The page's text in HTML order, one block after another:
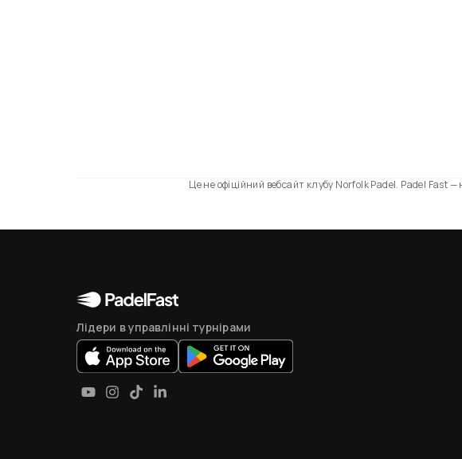
Це не офіційний вебсайт клубу Norfolk Padel. Padel
Лідери в управлінні турнірами